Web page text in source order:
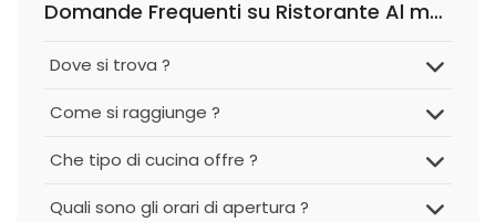
Domande Frequenti su Ristorante Al mercante
Dove si trova ?
Come si raggiunge ?
Che tipo di cucina offre ?
Quali sono gli orari di apertura ?